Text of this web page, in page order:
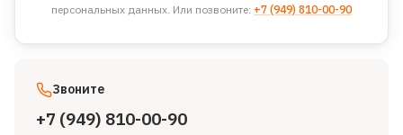
персональных данных. Или позвоните: +7 (949) 810-00-90
Звоните
+7 (949) 810-00-90